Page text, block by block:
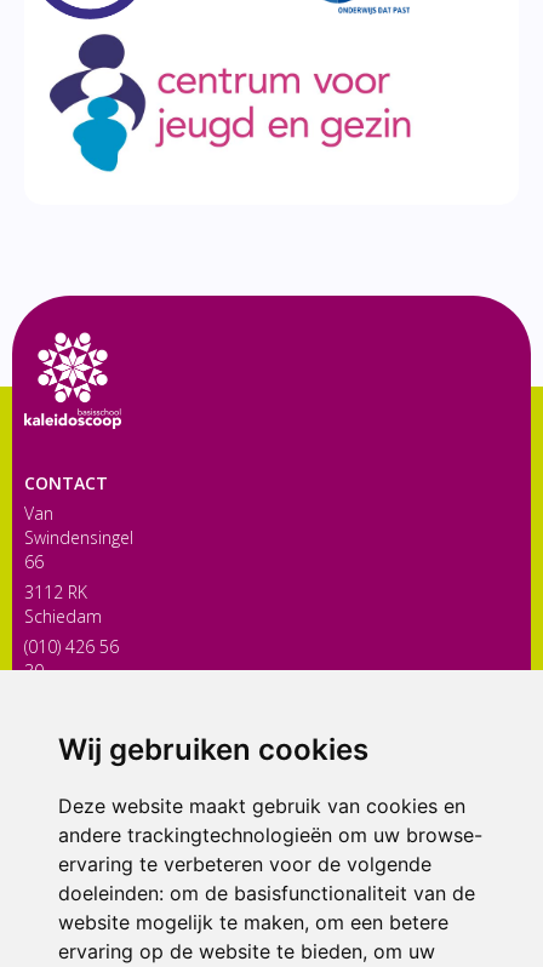
Wij gebruiken cookies
Deze website maakt gebruik van cookies en
andere trackingtechnologieën om uw browse-
ervaring te verbeteren voor de volgende
doeleinden: om de basisfunctionaliteit van de
website mogelijk te maken, om een betere
ervaring op de website te bieden, om uw
CONTACT
Van
Swindensingel
66
3112 RK
Schiedam
(010) 426 56
30
ONDERDEEL VAN